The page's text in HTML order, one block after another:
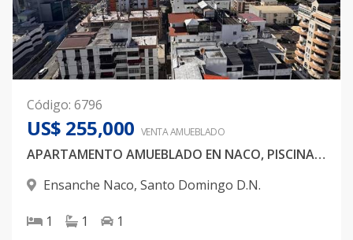
Código: 6796
US$ 255,000 VENTA AMUEBLADO
APARTAMENTO AMUEBLADO EN NACO, PISCINA, GYM, 1 HABITAION
Ensanche Naco, Santo Domingo D.N.
1 1 1